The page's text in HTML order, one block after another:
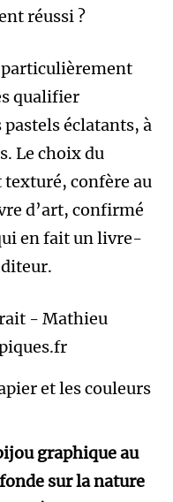
réussi ?
particulièrement
qualifier
éclatants, à
Le choix du
confère au
d’art, confirmé
en fait un livre-
et les couleurs
graphique au
sur la nature